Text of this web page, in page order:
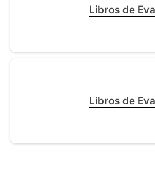
Libros de
Libros de